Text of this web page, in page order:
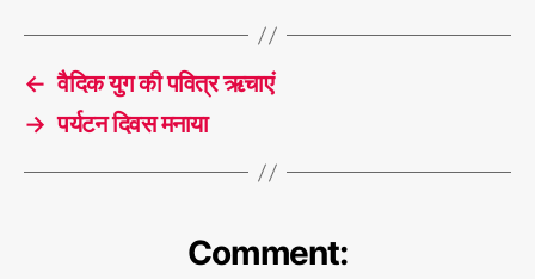
T
g
मी
बे
ह
त
← वैदिक युग की पवित्र ऋचाएं
→ पर्यटन दिवस मनाया
Comment: